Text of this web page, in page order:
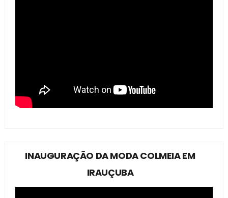
INAUGURAÇÃO DA MODA COLMEIA EM
IRAUÇUBA